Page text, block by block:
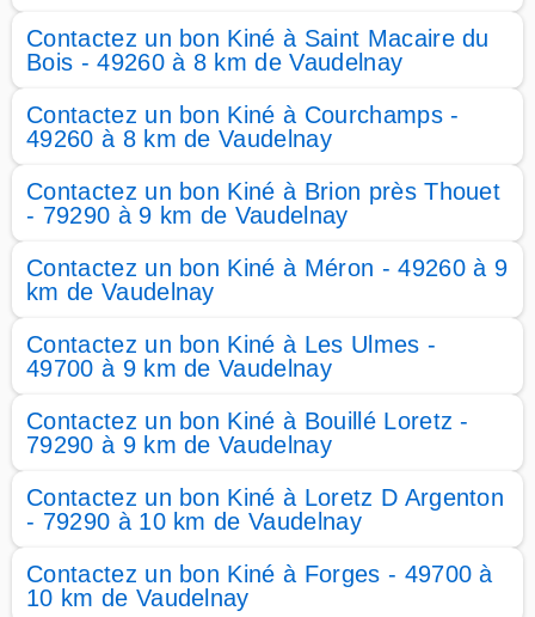
Contactez un bon Kiné à Saint Macaire du
Bois - 49260 à 8 km de Vaudelnay
Contactez un bon Kiné à Courchamps -
49260 à 8 km de Vaudelnay
Contactez un bon Kiné à Brion près Thouet
- 79290 à 9 km de Vaudelnay
Contactez un bon Kiné à Méron - 49260 à 9
km de Vaudelnay
Contactez un bon Kiné à Les Ulmes -
49700 à 9 km de Vaudelnay
Contactez un bon Kiné à Bouillé Loretz -
79290 à 9 km de Vaudelnay
Contactez un bon Kiné à Loretz D Argenton
- 79290 à 10 km de Vaudelnay
Contactez un bon Kiné à Forges - 49700 à
10 km de Vaudelnay